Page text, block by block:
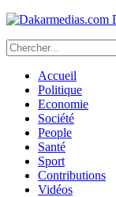
Accueil
Politique
Economie
Société
People
Santé
Sport
Contributions
Vidéos